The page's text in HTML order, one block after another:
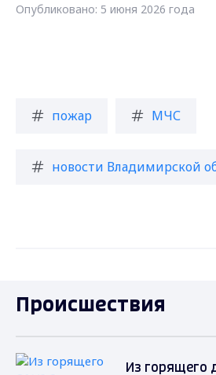
Опубликовано: 5 июня 2026 года
пожар МЧС
новости Владимирской
Происшествия
Из горящего